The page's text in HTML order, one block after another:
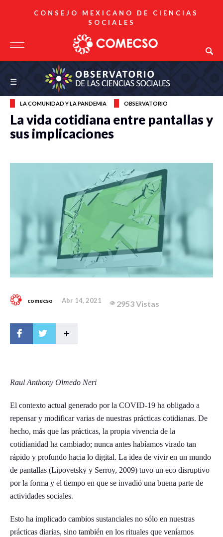
CONSEJO MEXICANO DE CIENCIAS
SOCIALES
Observatorio de las Ciencias Sociales
☰
LA COMUNIDAD Y LA PANDEMIA OBSERVATORIO
La vida cotidiana entre pantallas y
sus implicaciones
comecso Abr 14, 2021 2953 Vistas
+
Raul Anthony Olmedo Neri
El contexto actual generado por la COVID-19 ha obligado a
repensar y modificar varias de nuestras prácticas cotidianas. De
hecho, más que las prácticas, la propia vivencia de la
cotidianidad ha cambiado; nunca antes habíamos virado tan
rápido y profundo hacia lo digital. La idea de vivir en un mundo
de pantallas (Lipovetsky y Serroy, 2009) tuvo un eco disruptivo
por la forma y el tiempo en que se invadió una buena parte de
actividades sociales.
Esto ha implicado cambios sustanciales no sólo en nuestras
prácticas diarias, sino también en los rituales que veníamos